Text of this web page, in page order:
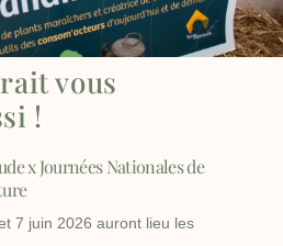
vous
!
x Journées Nationales de
7 juin 2026 auront lieu les